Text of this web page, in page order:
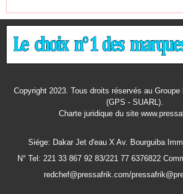
Copyright 2023. Tous droits réservés au
(GPS - SUARL).
Charte juridiquedu site
Siége: Dakar Jet d'eau X Av. Bourguiba
N° Tel: 221 33 867 92 83/221 77 6376822
redchef@pressafrik.com/